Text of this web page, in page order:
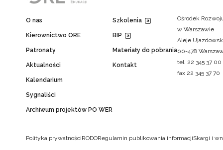
O nas
Kierownictwo ORE
Patronaty
Aktualności
Kalendarium
Sygnaliści
Archiwum projektów PO WER
Szkolenia
BIP
Materiały do pobrania
Kontakt
Ośrodek
w Warszawie
Aleje
00-478
tel. 22 345 37 00
fax 22 345 37 70
Polityka prywatnościRODORegulamin publikowania informacjiSkargi i